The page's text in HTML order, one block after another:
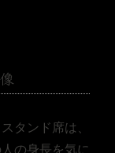
タンド席は、
の身長を気に